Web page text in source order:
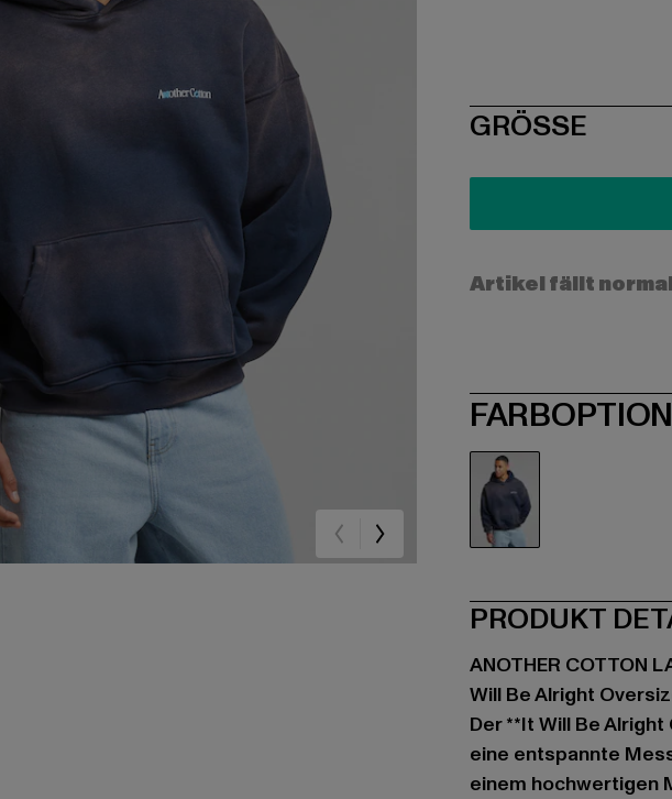
SIZE
GRÖSSE
Artikel fällt
PRODUKT
ANOTHER COTTON
Will Be Alright
Der **It Will Be
eine entspannte
einem hochwertigen